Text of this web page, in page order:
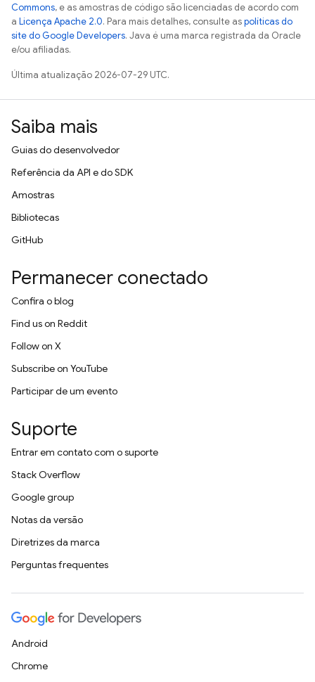
Commons, e as amostras de código são licenciadas de acordo com
a Licença Apache 2.0. Para mais detalhes, consulte aspolíticas do
site do Google Developers. Java é uma marca registrada da Oracle
e/ou afiliadas.
Última atualização 2026-07-29 UTC.
Saiba mais
Guias do desenvolvedor
Referência da API e do SDK
Amostras
Bibliotecas
GitHub
Permanecer conectado
Confira o blog
Find us on Reddit
Follow on X
Subscribe on YouTube
Participar de um evento
Suporte
Entrar em contato com o suporte
Stack Overflow
Google group
Notas da versão
Diretrizes da marca
Perguntas frequentes
Android
Chrome